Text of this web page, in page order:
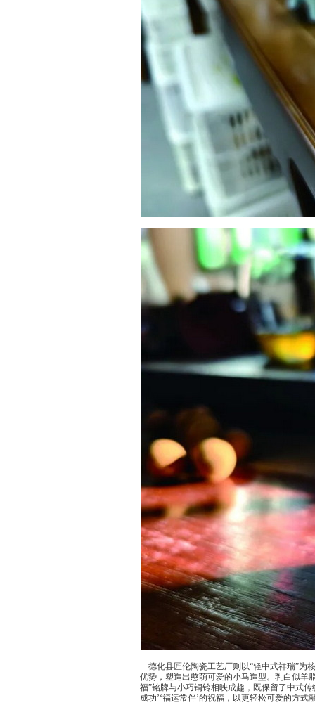
德化县匠伦陶瓷工艺厂则以“轻中式祥瑞”为
优势，塑造出憨萌可爱的小马造型。乳白似羊
福”铭牌与小巧铜铃相映成趣，既保留了中式
成功’‘福运常伴’的祝福，以更轻松可爱的方